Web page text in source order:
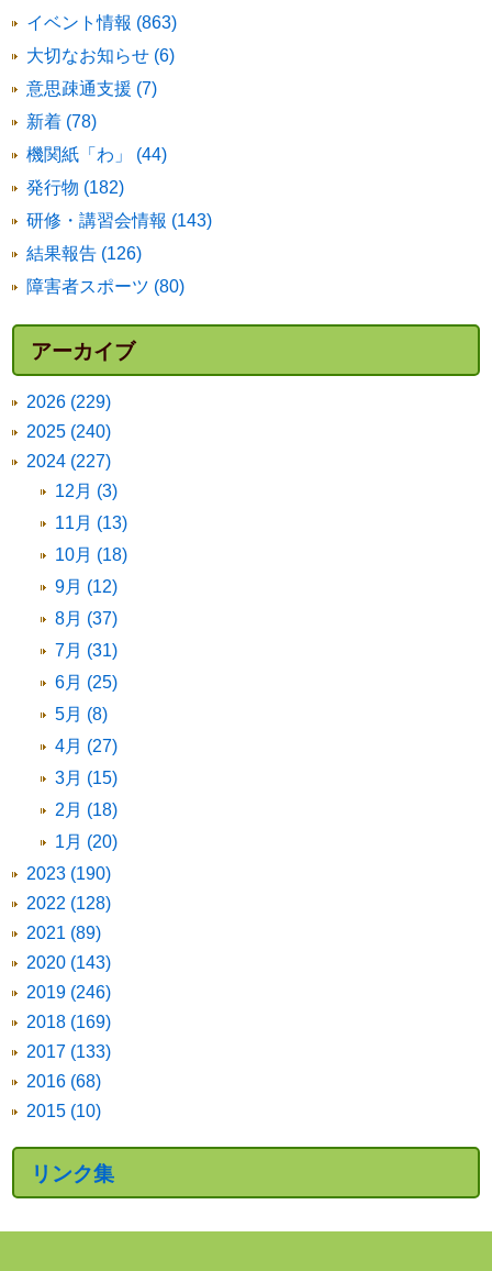
イベント情報 (863)
大切なお知らせ (6)
意思疎通支援 (7)
新着 (78)
機関紙「わ」 (44)
発行物 (182)
研修・講習会情報 (143)
結果報告 (126)
障害者スポーツ (80)
アーカイブ
2026 (229)
2025 (240)
2024 (227)
12月 (3)
11月 (13)
10月 (18)
9月 (12)
8月 (37)
7月 (31)
6月 (25)
5月 (8)
4月 (27)
3月 (15)
2月 (18)
1月 (20)
2023 (190)
2022 (128)
2021 (89)
2020 (143)
2019 (246)
2018 (169)
2017 (133)
2016 (68)
2015 (10)
リンク集